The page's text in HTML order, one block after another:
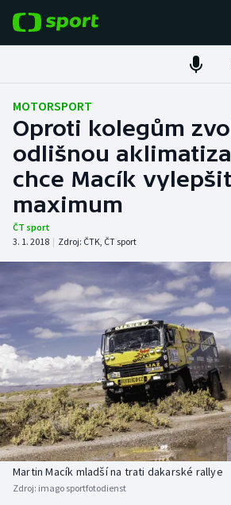
ME v atletice
ME v plavání
Fotbal
Hokej
DALŠÍ SPORTY
Americký fotbal
Atletika
Baseball a softbal
Basketbal
Biatlon
NEPŘEHLÉDNĚTE
Soutěže
Historické návraty
Aplikace ČT sport
AZ kvíz
MOTORSPORT
Oproti kolegům
odlišnou
chce Macík
maximum
ČT sport
3. 1. 2018 | Zdroj: ČTK, ČT sport
Martin Macík mladší na trati dakarské rallye
Zdroj: imago sportfotodienst